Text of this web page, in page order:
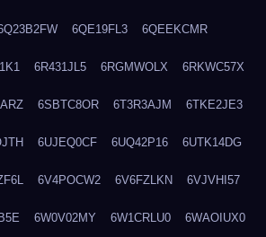
6QE19FL3 6QEEKCMR
6R431JL5 6RGMWOLX 6RKWC57X
6SBTC8OR 6T3R3AJM 6TKE2JE3
6UJEQ0CF 6UQ42P16 6UTK14DG
6V4POCW2 6V6FZLKN 6VJVHI57
6W0V02MY 6W1CRLU0 6WAOIUX0